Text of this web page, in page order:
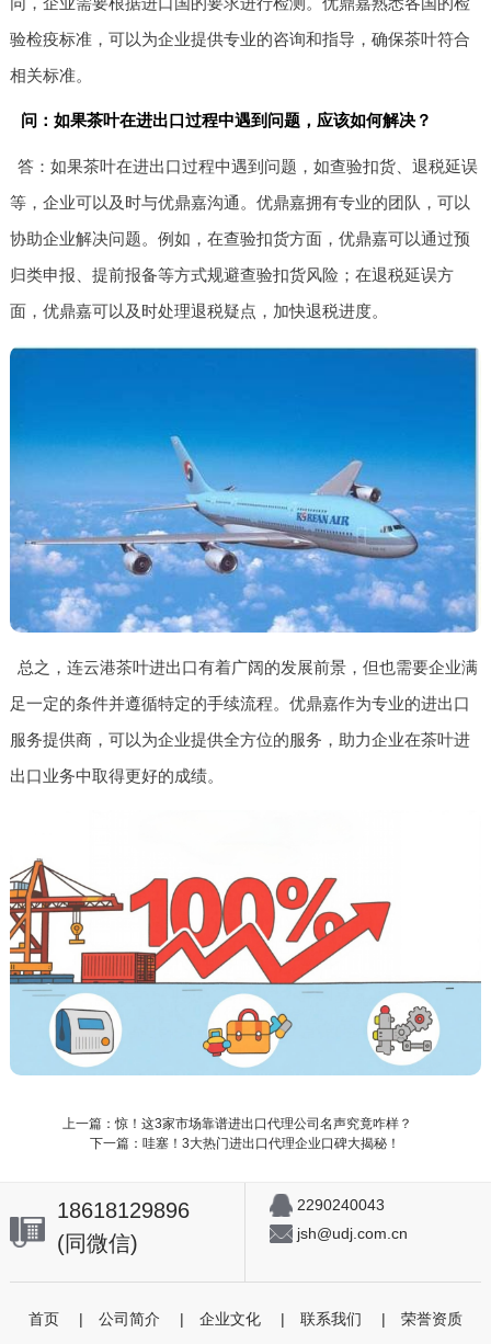
验检疫标准，可以为企业提供专业的咨询和指导，确保茶叶符合
相关标准。
问：如果茶叶在进出口过程中遇到问题，应该如何解决？
答：如果茶叶在进出口过程中遇到问题，如查验扣货、退税延误
等，企业可以及时与优鼎嘉沟通。优鼎嘉拥有专业的团队，可以
协助企业解决问题。例如，在查验扣货方面，优鼎嘉可以通过预
归类申报、提前报备等方式规避查验扣货风险；在退税延误方
面，优鼎嘉可以及时处理退税疑点，加快退税进度。
总之，连云港茶叶进出口有着广阔的发展前景，但也需要企业满
足一定的条件并遵循特定的手续流程。优鼎嘉作为专业的进出口
服务提供商，可以为企业提供全方位的服务，助力企业在茶叶进
出口业务中取得更好的成绩。
上一篇：惊！这3家市场靠谱进出口代理公司名声究竟咋样？
下一篇：哇塞！3大热门进出口代理企业口碑大揭秘！
18618129896
(同微信)
2290240043
jsh@udj.com.cn
首页 | 公司简介 | 企业文化 | 联系我们 | 荣誉资质